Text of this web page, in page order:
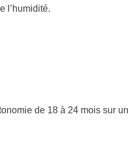
l’humidité.
de 18 à 24 mois sur